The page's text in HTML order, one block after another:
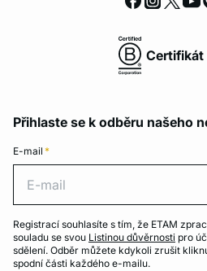
Certifikát
Přihlaste se k odběru našeho
E-mail *
Registrací souhlasíte s tím, že ETAM
souladu se svou Listinou důvěrnosti pro
sdělení. Odběr můžete kdykoli zrušit
spodní části každého e-mailu.